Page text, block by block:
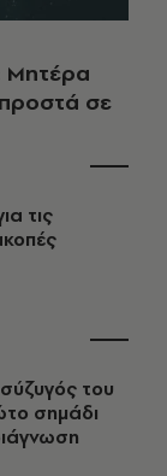
Μητέρα
σε
τις
του
σημάδι